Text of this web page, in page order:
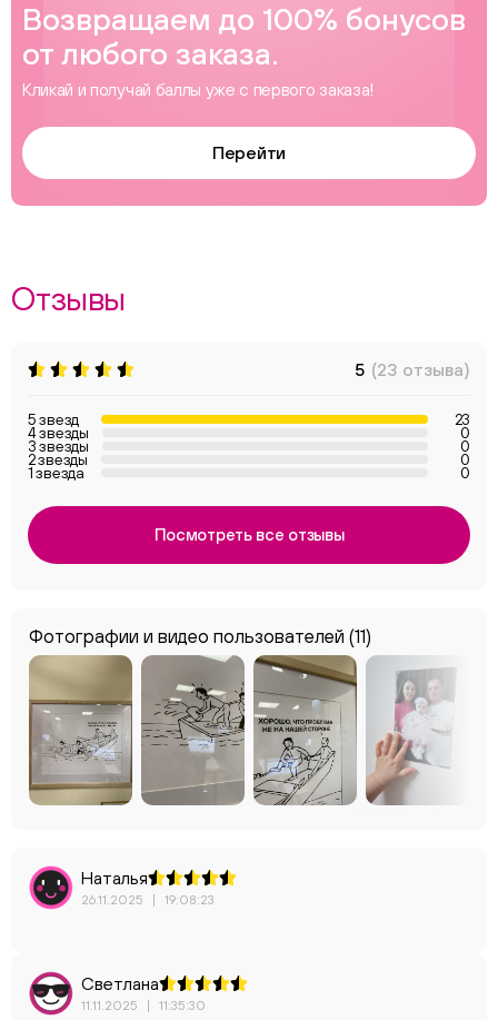
Возвращаем до 100% бонусов
от любого заказа.
Кликай и получай баллы уже с первого заказа!
Перейти
Отзывы
Фотографии и видео пользователей (11)
5 (23 отзыва)
5 звезд 23
4 звезды 0
3 звезды 0
2 звезды 0
1 звезда 0
Посмотреть все отзывы
Наталья
26.11.2025 | 19:08:23
Светлана
11.11.2025 | 11:35:30